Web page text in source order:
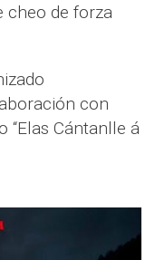
cheo de forza
con
“Elas Cántanlle á